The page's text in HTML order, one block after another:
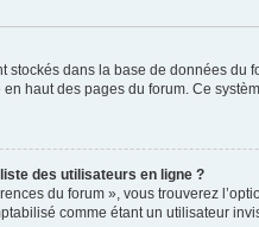
dans la base de données
haut des pages du forum. Ce
des utilisateurs en ligne ?
du forum », vous trouverez
comme étant un utilisateur